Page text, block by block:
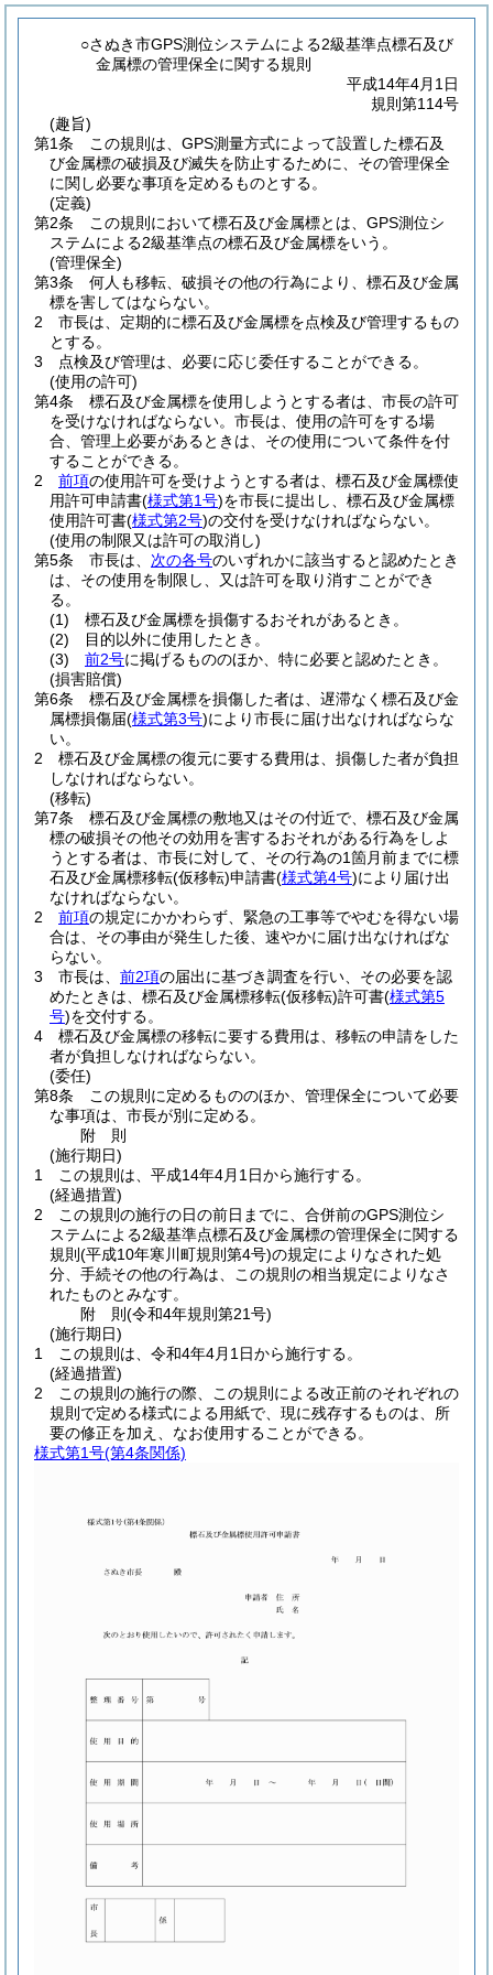
○さぬき市GPS測位システムによる2級基準点標石及び
金属標の管理保全に関する規則
平成14年4月1日
規則第114号
(趣旨)
第1条
この規則は、GPS測量方式によって設置した標石及
び金属標の破損及び滅失を防止するために、その管理保全
に関し必要な事項を定めるものとする。
(定義)
第2条
この規則において標石及び金属標とは、GPS測位シ
ステムによる2級基準点の標石及び金属標をいう。
(管理保全)
第3条
何人も移転、破損その他の行為により、標石及び金属
標を害してはならない。
2
市長は、定期的に標石及び金属標を点検及び管理するもの
とする。
3
点検及び管理は、必要に応じ委任することができる。
(使用の許可)
第4条
標石及び金属標を使用しようとする者は、市長の許可
を受けなければならない。 市長は、使用の許可をする場
合、管理上必要があるときは、その使用について条件を付
することができる。
2
前項の使用許可を受けようとする者は、標石及び金属標使
用許可申請書(様式第1号)を市長に提出し、標石及び金属標
使用許可書(様式第2号)の交付を受けなければならない。
(使用の制限又は許可の取消し)
第5条
市長は、 次の各号のいずれかに該当すると認めたとき
は、その使用を制限し、又は許可を取り消すことができ
る。
(1)
標石及び金属標を損傷するおそれがあるとき。
(2)
目的以外に使用したとき。
(3)
前2号に掲げるもののほか、特に必要と認めたとき。
(損害賠償)
第6条
標石及び金属標を損傷した者は、遅滞なく標石及び金
属標損傷届(様式第3号)により市長に届け出なければならな
い。
2
標石及び金属標の復元に要する費用は、損傷した者が負担
しなければならない。
(移転)
第7条
標石及び金属標の敷地又はその付近で、標石及び金属
標の破損その他その効用を害するおそれがある行為をしよ
うとする者は、市長に対して、その行為の1箇月前までに標
石及び金属標移転(仮移転)申請書(様式第4号)により届け出
なければならない。
2
前項の規定にかかわらず、緊急の工事等でやむを得ない場
合は、その事由が発生した後、速やかに届け出なければな
らない。
3
市長は、 前2項の届出に基づき調査を行い、その必要を認
めたときは、標石及び金属標移転(仮移転)許可書(様式第5
号)を交付する。
4
標石及び金属標の移転に要する費用は、移転の申請をした
者が負担しなければならない。
(委任)
第8条
この規則に定めるもののほか、管理保全について必要
な事項は、市長が別に定める。
附 則
(施行期日)
1
この規則は、平成14年4月1日から施行する。
(経過措置)
2
この規則の施行の日の前日までに、合併前のGPS測位シ
ステムによる2級基準点標石及び金属標の管理保全に関する
規則 (平成10年寒川町規則第4号)の規定によりなされた処
分、手続その他の行為は、この規則の相当規定によりなさ
れたものとみなす。
附 則(令和4年規則第21号)
(施行期日)
1
この規則は、令和4年4月1日から施行する。
(経過措置)
2
この規則の施行の際、この規則による改正前のそれぞれの
規則で定める様式による用紙で、現に残存するものは、所
要の修正を加え、なお使用することができる。
様式第1号(第4条関係)